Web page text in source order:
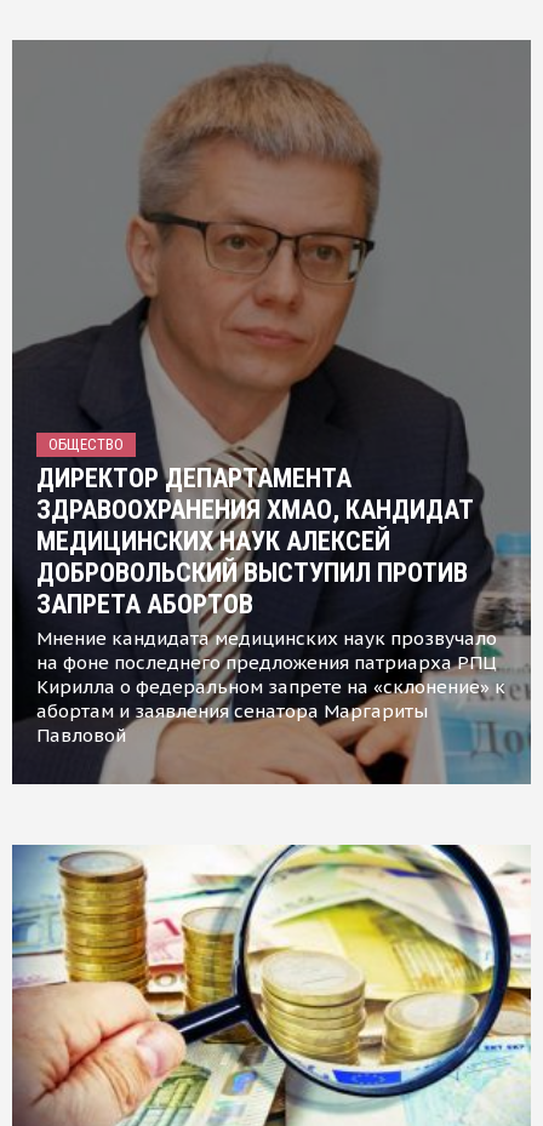
ОБЩЕСТВО
ДИРЕКТОР ДЕПАРТАМЕНТА
ЗДРАВООХРАНЕНИЯ ХМАО, КАНДИДАТ
МЕДИЦИНСКИХ НАУК АЛЕКСЕЙ
ДОБРОВОЛЬСКИЙ ВЫСТУПИЛ ПРОТИВ
ЗАПРЕТА АБОРТОВ
Мнение кандидата медицинских наук прозвучало
на фоне последнего предложения патриарха РПЦ
Кирилла о федеральном запрете на «склонение» к
абортам и заявления сенатора Маргариты
Павловой